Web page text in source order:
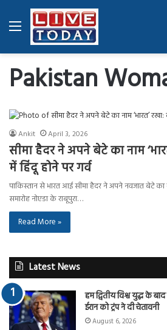
Menu
Pakistan
Ankit April 3, 2026
सीमा हैदर ने अपने बेटे का नाम
में हिंदू होने पर गर्व
पाकिस्तान से भारत आई सीमा हैदर ने अपने नवजात बेटे का
समारोह नोएडा के राबूपुरा…
Read More »
Latest News
हम द्वितीय विश्व युद्ध के
ईरान को ट्रंप ने दी चेतावनी
August 6, 2026